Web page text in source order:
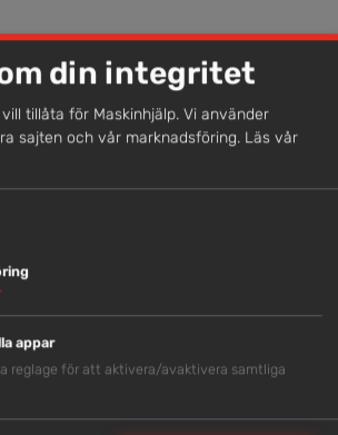
samla våra medarbetare lokalt erbjuder vi
personal som är redo att hjälpa dig.
medarbetare är experter inom
din integritet
tillåta för Maskinhjälp. Vi använder
sajten och vår marknadsföring. Läs vår
appar
reglage för att aktivera/avaktivera samtliga